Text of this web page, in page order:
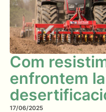
Com
enfrontem la
17/06/2025